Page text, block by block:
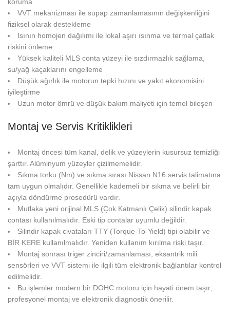
koruma
VVT mekanizması ile supap zamanlamasının değişkenliğini
fiziksel olarak destekleme
Isının homojen dağılımı ile lokal aşırı ısınma ve termal çatlak
riskini önleme
Yüksek kaliteli MLS conta yüzeyi ile sızdırmazlık sağlama,
su/yağ kaçaklarını engelleme
Düşük ağırlık ile motorun tepki hızını ve yakıt ekonomisini
iyileştirme
Uzun motor ömrü ve düşük bakım maliyeti için temel bileşen
Montaj ve Servis Kritiklikleri
Montaj öncesi tüm kanal, delik ve yüzeylerin kusursuz temizliği
şarttır. Alüminyum yüzeyler çizilmemelidir.
Sıkma torku (Nm) ve sıkma sırası Nissan N16 servis talimatına
tam uygun olmalıdır. Genellikle kademeli bir sıkma ve belirli bir
açıyla döndürme prosedürü vardır.
Mutlaka yeni orijinal MLS (Çok Katmanlı Çelik) silindir kapak
contası kullanılmalıdır. Eski tip contalar uyumlu değildir.
Silindir kapak civataları TTY (Torque-To-Yield) tipi olabilir ve
BİR KERE kullanılmalıdır. Yeniden kullanım kırılma riski taşır.
Montaj sonrası triger zinciri/zamanlaması, eksantrik mili
sensörleri ve VVT sistemi ile ilgili tüm elektronik bağlantılar kontrol
edilmelidir.
Bu işlemler modern bir DOHC motoru için hayati önem taşır;
profesyonel montaj ve elektronik diagnostik önerilir.